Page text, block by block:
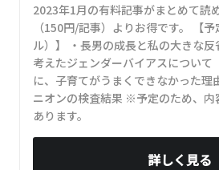
2023年1月の有料記事がまとめて読
（150円/記事）よりお得です。 【
ル）】 ・長男の成長と私の大きな
考えたジェンダーバイアスについて
に、子育てがうまくできなかった理
ニオンの検査結果 ※予定のため、内
あります。
詳しく見る